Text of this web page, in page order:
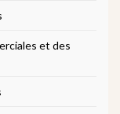
et des